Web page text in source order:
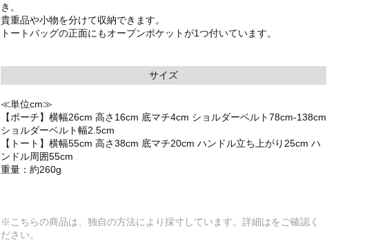
き。
貴重品や小物を分けて収納できます。
トートバッグの正面にもオープンポケットが1つ付いています。
サイズ
≪単位cm≫
【ポーチ】横幅26cm 高さ16cm 底マチ4cm ショルダーベルト78cm-138cm
ショルダーベルト幅2.5cm
【トート】横幅55cm 高さ38cm 底マチ20cm ハンドル立ち上がり25cm ハ
ンドル周囲55cm
重量：約260g
※こちらの商品は、独自の方法により採寸しています。詳細はをご確認く
ださい。